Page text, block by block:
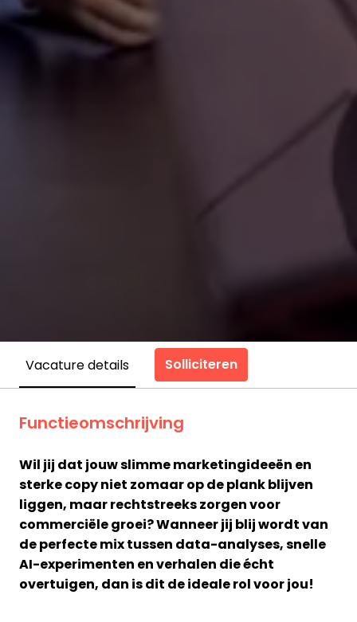
Vacature details Solliciteren
Functieomschrijving
Wil jij dat jouw slimme marketingideeën en
sterke copy niet zomaar op de plank blijven
liggen, maar rechtstreeks zorgen voor
commerciële groei? Wanneer jij blij wordt van
de perfecte mix tussen data-analyses, snelle
AI-experimenten en verhalen die écht
overtuigen, dan is dit de ideale rol voor jou!